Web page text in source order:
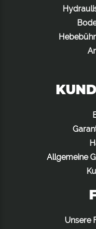
Allgemeine
Unsere